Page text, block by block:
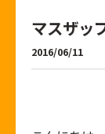
マスザッ
2016/06/11